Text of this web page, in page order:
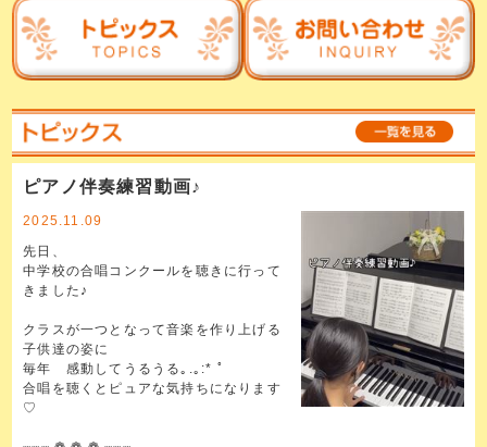
ピアノ伴奏練習動画♪
2025.11.09
先日、
中学校の合唱コンクールを聴きに行って
きました♪
クラスが一つとなって音楽を作り上げる
子供達の姿に
毎年 感動してうるうる｡.｡:* ﾟ
合唱を聴くとピュアな気持ちになります
♡